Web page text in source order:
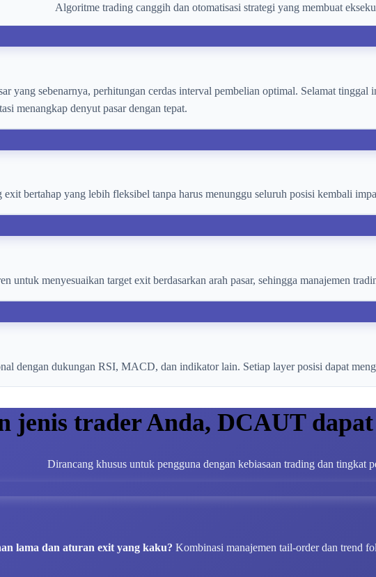
Algoritme trading canggih dan otomatisasi strategi yang membuat
yang sebenarnya, perhitungan cerdas interval pembelian optimal. Selamat
menangkap denyut pasar dengan tepat.
bertahap yang lebih fleksibel tanpa harus menunggu seluruh posisi kembali
untuk menyesuaikan target exit berdasarkan arah pasar, sehingga manajemen
dengan dukungan RSI, MACD, dan indikator lain. Setiap layer posisi dapat
jenis trader Anda, DCAUT
Dirancang khusus untuk pengguna dengan kebiasaan trading dan tingkat
lama dan aturan exit yang kaku? Kombinasi manajemen tail-order dan trend